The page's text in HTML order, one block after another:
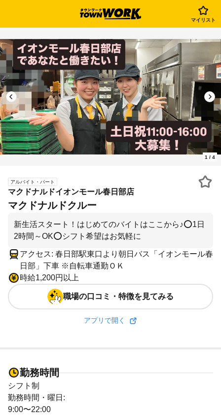
マイリスト
1 / 4
アルバイト・パート
マクドナルドイオンモール春日部店
マクドナルドクルー
新生活スタート！はじめてのバイトはここから♪⭕1日
2時間～OK⭕シフト希望はお気軽に
アクセス: 春日部駅東口より朝日バス「イオンモール春
日部」下車 ※自転車通勤ＯＫ
時給1,200円以上
職場の口コミ・特徴を見てみる
アプリで開く
勤務時間
シフト制
勤務時間・曜日:
9:00〜22:00